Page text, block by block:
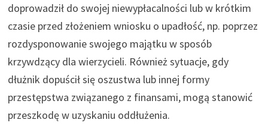
doprowadził do swojej niewypłacalności lub w krótkim
czasie przed złożeniem wniosku o upadłość, np. poprzez
rozdysponowanie swojego majątku w sposób
krzywdzący dla wierzycieli. Również sytuacje, gdy
dłużnik dopuścił się oszustwa lub innej formy
przestępstwa związanego z finansami, mogą stanowić
przeszkodę w uzyskaniu oddłużenia.